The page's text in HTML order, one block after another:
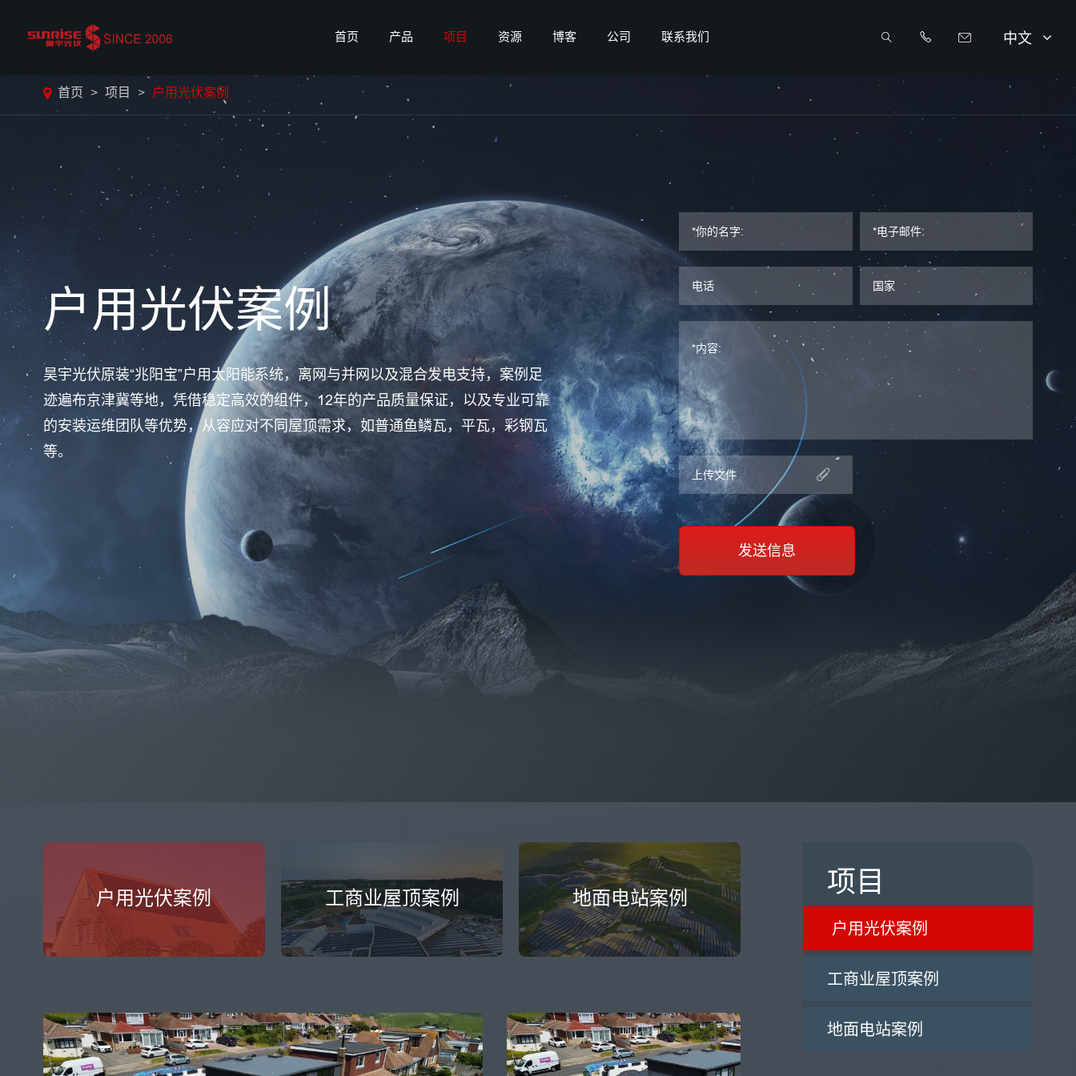
首页 产品 项目 资源 博客 公司 联系我们    中文
户用光伏案例
昊宇光伏原装“兆阳宝”户用太阳能系统，离网与并网以及混合发电支持，案例足
迹遍布京津冀等地，凭借稳定高效的组件，12年的产品质量保证，以及专业可靠
的安装运维团队等优势，从容应对不同屋顶需求，如普通鱼鳞瓦，平瓦，彩钢瓦
等。

上传文件
发送信息
首页 项目 户用光伏案例
户用光伏案例 工商业屋顶案例 地面电站案例
项目
户用光伏案例
工商业屋顶案例
地面电站案例